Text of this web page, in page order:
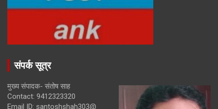
संपर्क सूत्र
मुख्य संपादक- संतोष साह
Contact: 9412323320
Email ID: santoshshah303@